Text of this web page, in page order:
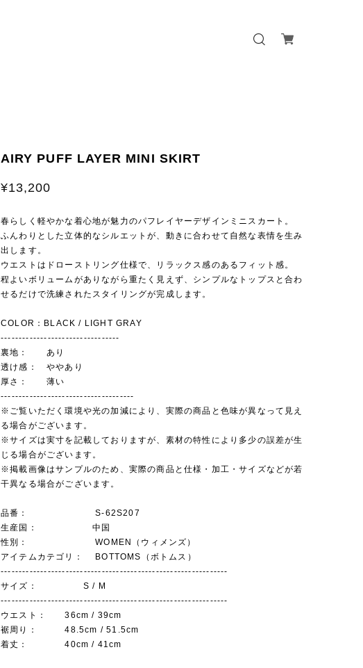
AIRY PUFF LAYER MINI SKIRT
¥13,200
春らしく軽やかな着心地が魅力のパフレイヤーデザインミニスカート。
ふんわりとした立体的なシルエットが、動きに合わせて自然な表情を生み
出します。
ウエストはドローストリング仕様で、リラックス感のあるフィット感。
程よいボリュームがありながら重たく見えず、シンプルなトップスと合わ
せるだけで洗練されたスタイリングが完成します。
COLOR：BLACK / LIGHT GRAY
---------------------------------
裏地： あり
透け感： ややあり
厚さ： 薄い
-------------------------------------
※ご覧いただく環境や光の加減により、実際の商品と色味が異なって見え
る場合がございます。
※サイズは実寸を記載しておりますが、素材の特性により多少の誤差が生
じる場合がございます。
※掲載画像はサンプルのため、実際の商品と仕様・加工・サイズなどが若
干異なる場合がございます。
品番： S-62S207
生産国： 中国
性別： WOMEN（ウィメンズ）
アイテムカテゴリ： BOTTOMS（ボトムス）
---------------------------------------------------------------
サイズ： S / M
---------------------------------------------------------------
ウエスト： 36cm / 39cm
裾周り： 48.5cm / 51.5cm
着丈： 40cm / 41cm